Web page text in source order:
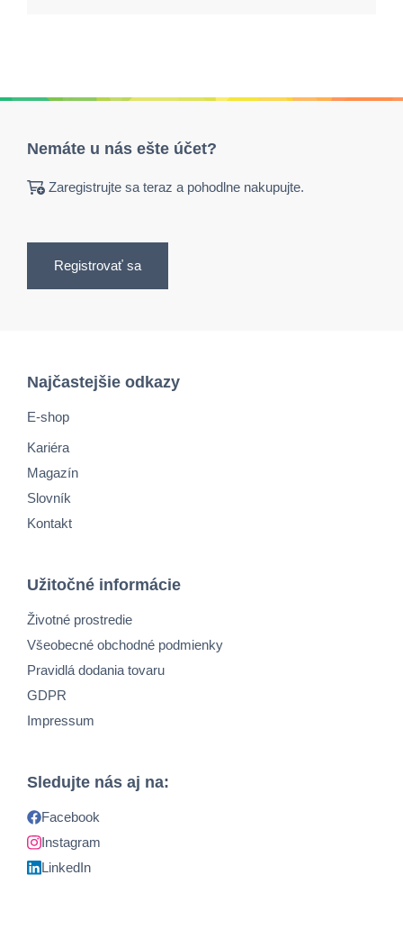
Nemáte u nás ešte účet?
Zaregistrujte sa teraz a pohodlne nakupujte.
Registrovať sa
Najčastejšie odkazy
E-shop
Kariéra
Magazín
Slovník
Kontakt
Užitočné informácie
Životné prostredie
Všeobecné obchodné podmienky
Pravidlá dodania tovaru
GDPR
Impressum
Sledujte nás aj na:
Facebook
Instagram
LinkedIn